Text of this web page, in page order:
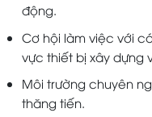
động.
Cơ hội làm việc với
vực thiết bị xây dựng
Môi trường chuyên
thăng tiến.